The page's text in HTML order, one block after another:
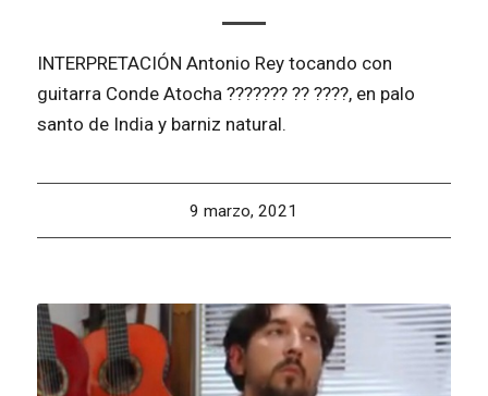
INTERPRETACIÓN Antonio Rey tocando con
guitarra Conde Atocha ??????? ?? ????, en palo
santo de India y barniz natural.
9 marzo, 2021